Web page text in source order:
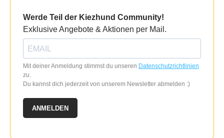
Werde Teil der Kiezhund Community!
Exklusive Angebote & Aktionen per Mail.
Mit deiner Anmeldung stimmst du unseren Datenschutzrichtlinien
zu.
Du kannst dich jederzeit von unserem Newsletter abmelden :)
ANMELDEN